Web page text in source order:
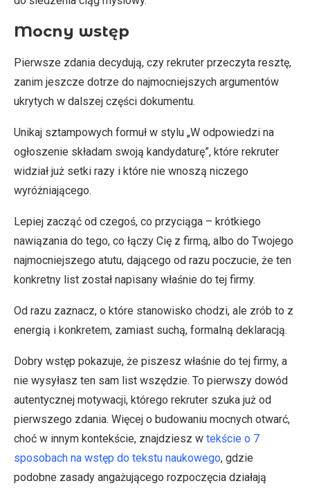
Mocny wstęp
Pierwsze zdania decydują, czy rekruter przeczyta resztę,
zanim jeszcze dotrze do najmocniejszych argumentów
ukrytych w dalszej części dokumentu.
Unikaj sztampowych formuł w stylu „W odpowiedzi na
ogłoszenie składam swoją kandydaturę”, które rekruter
widział już setki razy i które nie wnoszą niczego
wyróżniającego.
Lepiej zacząć od czegoś, co przyciąga – krótkiego
nawiązania do tego, co łączy Cię z firmą, albo do Twojego
najmocniejszego atutu, dającego od razu poczucie, że ten
konkretny list został napisany właśnie do tej firmy.
Od razu zaznacz, o które stanowisko chodzi, ale zrób to z
energią i konkretem, zamiast suchą, formalną deklaracją.
Dobry wstęp pokazuje, że piszesz właśnie do tej firmy, a
nie wysyłasz ten sam list wszędzie. To pierwszy dowód
autentycznej motywacji, którego rekruter szuka już od
pierwszego zdania. Więcej o budowaniu mocnych otwarć,
choć w innym kontekście, znajdziesz w tekście o 7
sposobach na wstęp do tekstu naukowego, gdzie
podobne zasady angażującego rozpoczęcia działają